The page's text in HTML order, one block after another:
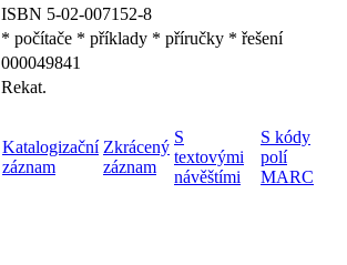
ISBN 5-02-007152-8
* počítače * příklady * příručky * řešení
000049841
Rekat.
Katalogizační
záznam
Zkrácený
záznam
S
textovými
návěštími
S kódy
polí
MARC